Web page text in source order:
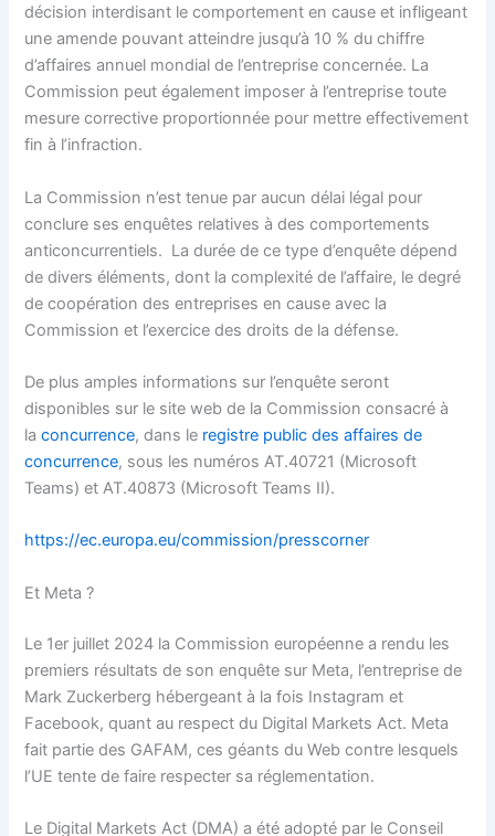
décision interdisant le comportement en cause et infligeant
une amende pouvant atteindre jusqu’à 10 % du chiffre
d’affaires annuel mondial de l’entreprise concernée. La
Commission peut également imposer à l’entreprise toute
mesure corrective proportionnée pour mettre effectivement
fin à l’infraction.
La Commission n’est tenue par aucun délai légal pour
conclure ses enquêtes relatives à des comportements
anticoncurrentiels. La durée de ce type d’enquête dépend
de divers éléments, dont la complexité de l’affaire, le degré
de coopération des entreprises en cause avec la
Commission et l’exercice des droits de la défense.
De plus amples informations sur l’enquête seront
disponibles sur le site web de la Commission consacré à
laconcurrence, dans le registre public des affaires de
concurrence, sous les numéros AT.40721 (Microsoft
Teams) et AT.40873 (Microsoft Teams II).
https://ec.europa.eu/commission/presscorner
Et Meta ?
Le 1er juillet 2024 la Commission européenne a rendu les
premiers résultats de son enquête sur Meta, l’entreprise de
Mark Zuckerberg hébergeant à la fois Instagram et
Facebook, quant au respect du Digital Markets Act. Meta
fait partie des GAFAM, ces géants du Web contre lesquels
l’UE tente de faire respecter sa réglementation.
Le Digital Markets Act (DMA) a été adopté par le Conseil